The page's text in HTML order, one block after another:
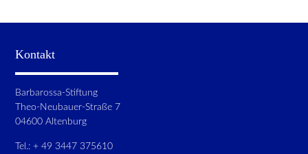
Kontakt
Barbarossa-Stiftung
Theo-Neubauer-Straße 7
04600 Altenburg
Tel.: + 49 3447 375610